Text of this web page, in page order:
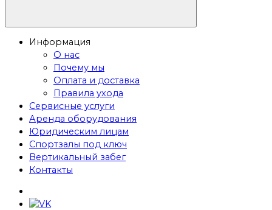
Информация
О нас
Почему мы
Оплата и доставка
Правила ухода
Сервисные услуги
Аренда оборудования
Юридическим лицам
Спортзалы под ключ
Вертикальный забег
Контакты